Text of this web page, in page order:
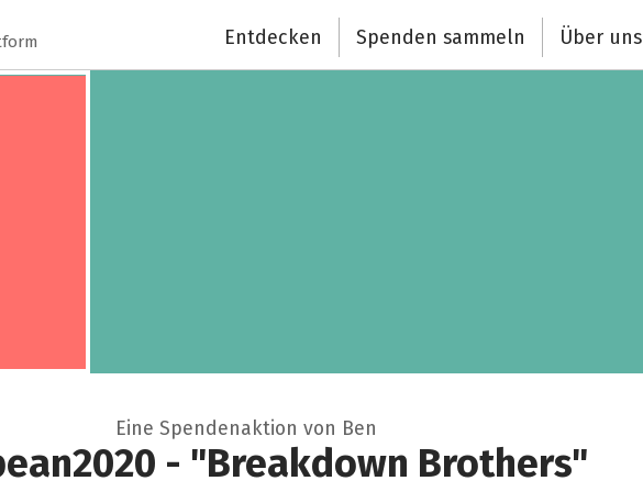
Entdecken Spenden sammeln Über uns
Eine Spendenaktion von Ben
- "Breakdown Brothers"
Spendenempfänger
Schließen